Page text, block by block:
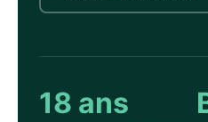
18 ans